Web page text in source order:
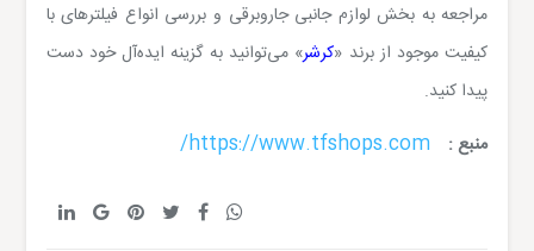
مراجعه به بخش لوازم جانبی جاروبرقی و بررسی انواع فیلترهای با
کیفیت موجود از برند «کرشر» می‌توانید به گزینه ایده‌آل خود دست
پیدا کنید.
منبع :
https://www.tfshops.com/